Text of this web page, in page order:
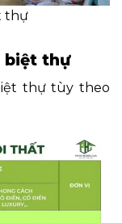
thự
biệt thự
thự tùy theo